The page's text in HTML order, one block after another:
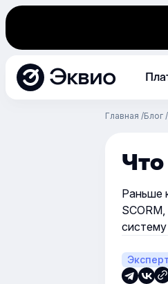
Эквио
Главная Блог
Раньше